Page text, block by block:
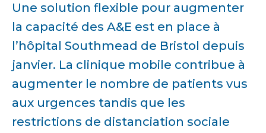
Une solution flexible pour augmenter
la capacité des A&E est en place à
l’hôpital Southmead de Bristol depuis
janvier. La clinique mobile contribue à
augmenter le nombre de patients vus
aux urgences tandis que les
restrictions de distanciation sociale